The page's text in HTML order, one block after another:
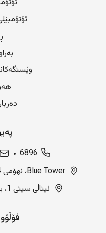
6896
Blue Tower، نهۆمی 4، ئۆفیسی 407، بەغدا، عێراق
ئیتاڵی سیتی 1، بینای 130 هەولێر، عێراق